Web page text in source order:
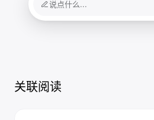
说点什么...
关联阅读